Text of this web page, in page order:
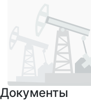
Документы